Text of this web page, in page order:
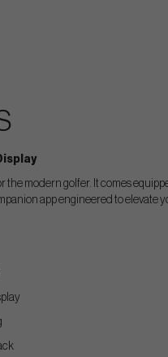
modern golfer. It comes
app engineered to elevate